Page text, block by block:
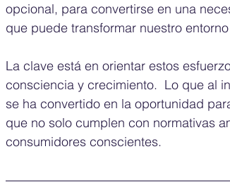
opcional, para convertirse en una
que puede transformar nuestro
La clave está en orientar estos
consciencia y crecimiento.  Lo que al
se ha convertido en la oportunidad
que no solo cumplen con normativas
consumidores conscientes.